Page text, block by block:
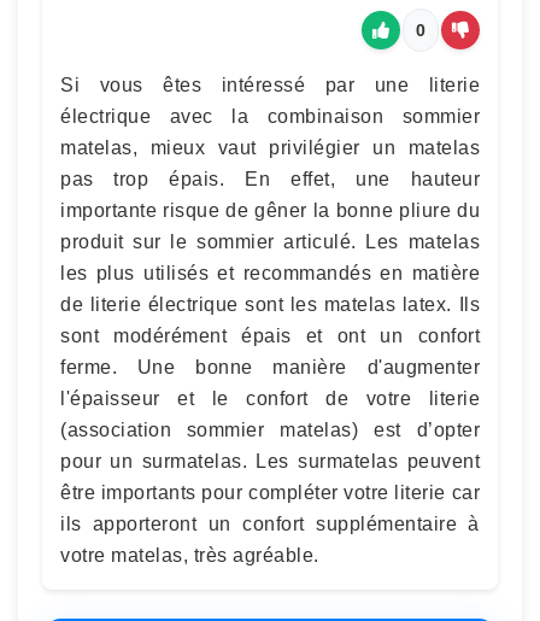
0
Si vous êtes intéressé par une literie
électrique avec la combinaison sommier
matelas, mieux vaut privilégier un matelas
pas trop épais. En effet, une hauteur
importante risque de gêner la bonne pliure du
produit sur le sommier articulé. Les matelas
les plus utilisés et recommandés en matière
de literie électrique sont les matelas latex. Ils
sont modérément épais et ont un confort
ferme. Une bonne manière d'augmenter
l'épaisseur et le confort de votre literie
(association sommier matelas) est d’opter
pour un surmatelas. Les surmatelas peuvent
être importants pour compléter votre literie car
ils apporteront un confort supplémentaire à
votre matelas, très agréable.